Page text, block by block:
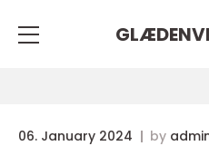
06. January 2024 by